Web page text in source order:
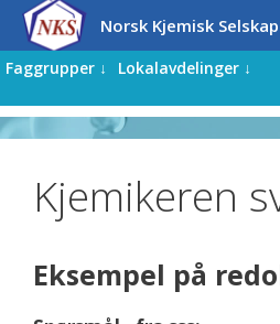
Hopp
innhold
Hopp
innhold
Norsk Kjemisk Selskap
Faggrupper ↓ Lokalavdelinger ↓
Kjemikeren
Eksempel på